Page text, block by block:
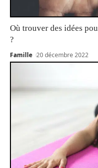
Où trouver des idées
?
Famille 20 décembre 2022